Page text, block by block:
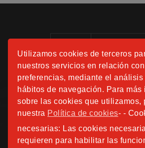
Utilizamos cookies de terceros
nuestros servicios en relación
preferencias, mediante el análisis
hábitos de navegación. Para más
sobre las cookies que utilizamos,
nuestra Política de cookies- -
necesarias: Las cookies
requieren para habilitar las
Tels.: 91